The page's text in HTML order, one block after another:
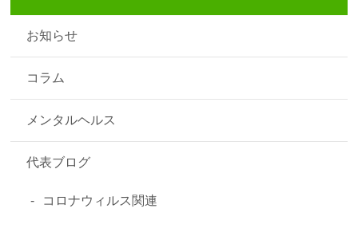
お知らせ
コラム
メンタルヘルス
代表ブログ
コロナウィルス関連